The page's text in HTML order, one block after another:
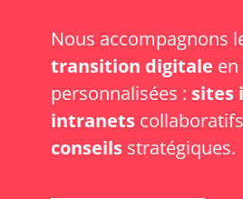
Nous accompagnons
transition digitale
personnalisées : sites
intranets
conseils stratégiques.